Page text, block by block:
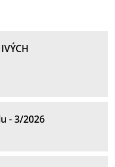
- 3/2026